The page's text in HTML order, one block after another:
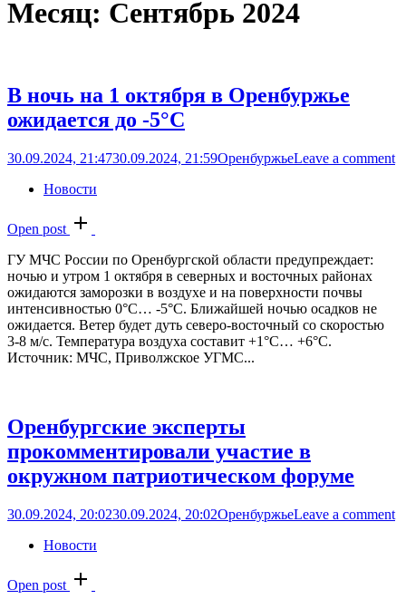
Месяц: Сентябрь 2024
В ночь на 1 октября в Оренбуржье
ожидается до -5°C
30.09.2024, 21:4730.09.2024, 21:59ОренбуржьеLeave a comment
Новости
Open post
ГУ МЧС России по Оренбургской области предупреждает:
ночью и утром 1 октября в северных и восточных районах
ожидаются заморозки в воздухе и на поверхности почвы
интенсивностью 0°C… -5°C. Ближайшей ночью осадков не
ожидается. Ветер будет дуть северо-восточный со скоростью
3-8 м/с. Температура воздуха составит +1°C… +6°C.
Источник: МЧС, Приволжское УГМС...
Оренбургские эксперты
прокомментировали участие в
окружном патриотическом форуме
30.09.2024, 20:0230.09.2024, 20:02ОренбуржьеLeave a comment
Новости
Open post